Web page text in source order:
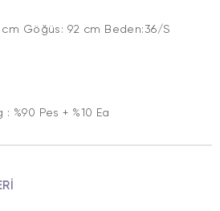
cm Göğüs: 92 cm Beden:36/S
%90 Pes + %10 Ea